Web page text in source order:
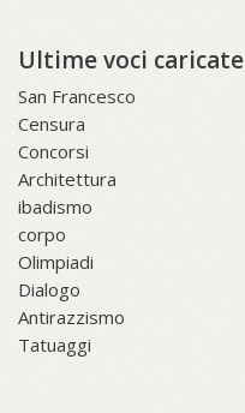
Ultime voci caricate
San Francesco
Censura
Concorsi
Architettura
ibadismo
corpo
Olimpiadi
Dialogo
Antirazzismo
Tatuaggi